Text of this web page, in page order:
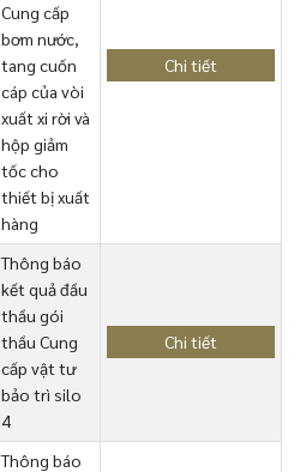
Cung cấp
bơm nước,
tang cuốn
cáp của vòi
xuất xi rời và
hộp giảm
tốc cho
thiết bị xuất
hàng
Chi tiết
Thông báo
kết quả đầu
thầu gói
thầu Cung
cấp vật tư
bảo trì silo
4
Chi tiết
Thông báo